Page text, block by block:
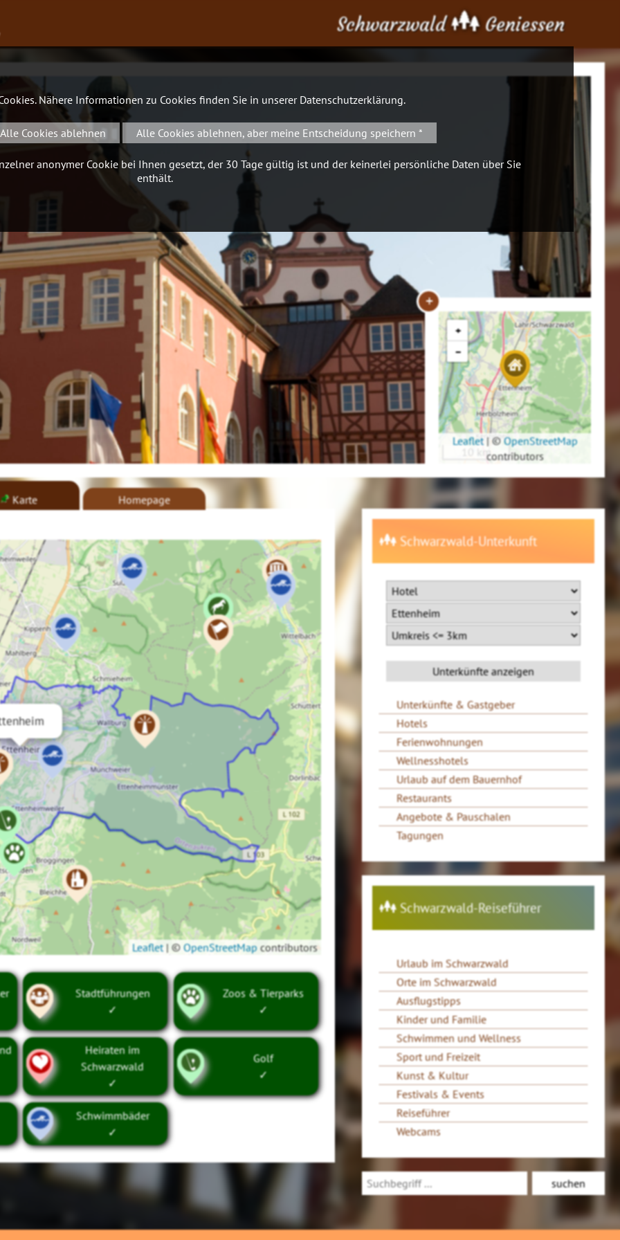
Schwarzwald Geniessen
+
+
−
10 km
Leaflet |© OpenStreetMap
contributors
Karte Homepage
Leaflet |©OpenStreetMap contributors
Stadtführungen
✓
Zoos & Tierparks
✓
Heiraten im
Schwarzwald
✓
Golf
✓
Schwimmbäder
✓
Schwarzwald-Unterkunft
Unterkünfte & Gastgeber
Hotels
Ferienwohnungen
Wellnesshotels
Urlaub auf dem Bauernhof
Restaurants
Angebote & Pauschalen
Tagungen
Schwarzwald-Reiseführer
Urlaub im Schwarzwald
Orte im Schwarzwald
Ausflugstipps
Kinder und Familie
Schwimmen und Wellness
Sport und Freizeit
Kunst & Kultur
Festivals & Events
Reiseführer
Webcams
Nähere Informationen zu Cookies finden Sie in unserer Datenschutzerklärung.
Alle Cookies ablehnen Alle Cookies ablehnen, aber meine Entscheidung speichern *
anonymer Cookie bei Ihnen gesetzt, der 30 Tage gültig ist und der keinerlei persönliche Daten über Sie
enthält.